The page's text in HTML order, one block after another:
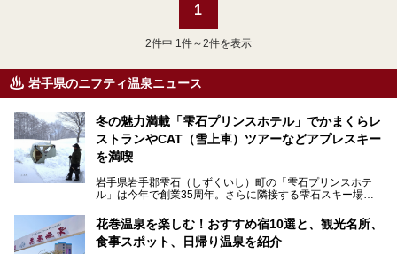
1
2件中 1件～2件を表示
岩手県のニフティ温泉ニュース
冬の魅力満載「雫石プリンスホテル」でかまくらレ
ストランやCAT（雪上車）ツアーなどアプレスキー
を満喫
岩手県岩手郡雫石（しずくいし）町の「雫石プリンスホテ
ル」は今年で創業35周年。さらに隣接する雫石スキー場は
の後"）の充実をはかり、テーマをSNOW（雪）＋NOVA
（新星）で「SNØVA（スノーヴァ）」としました！
花巻温泉を楽しむ！おすすめ宿10選と、観光名所、
食事スポット、日帰り温泉を紹介